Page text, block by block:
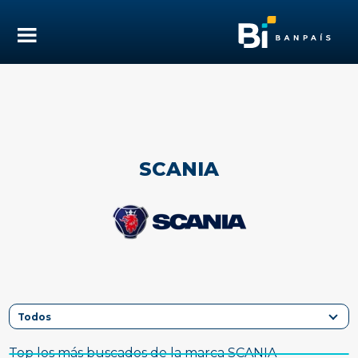
SCANIA
Top los más buscados de la marca SCANIA